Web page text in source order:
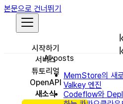
본문으로 건너뛰기
시작하기
서비스
튜토리얼
OpenAPI
새소식
All posts
MemStore의 새
Valkey 엔진
Codeflow와